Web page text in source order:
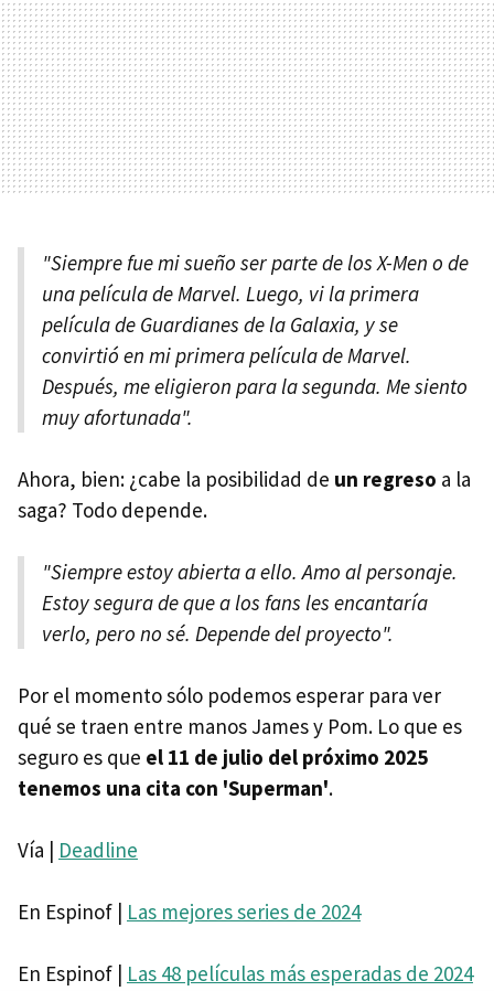
"Siempre fue mi sueño ser parte de los X-Men o de
una película de Marvel. Luego, vi la primera
película de Guardianes de la Galaxia, y se
convirtió en mi primera película de Marvel.
Después, me eligieron para la segunda. Me siento
muy afortunada".
Ahora, bien: ¿cabe la posibilidad de un regreso a la
saga? Todo depende.
"Siempre estoy abierta a ello. Amo al personaje.
Estoy segura de que a los fans les encantaría
verlo, pero no sé. Depende del proyecto".
Por el momento sólo podemos esperar para ver
qué se traen entre manos James y Pom. Lo que es
seguro es que el 11 de julio del próximo 2025
tenemos una cita con 'Superman'.
Vía | Deadline
En Espinof | Las mejores series de 2024
En Espinof | Las 48 películas más esperadas de 2024